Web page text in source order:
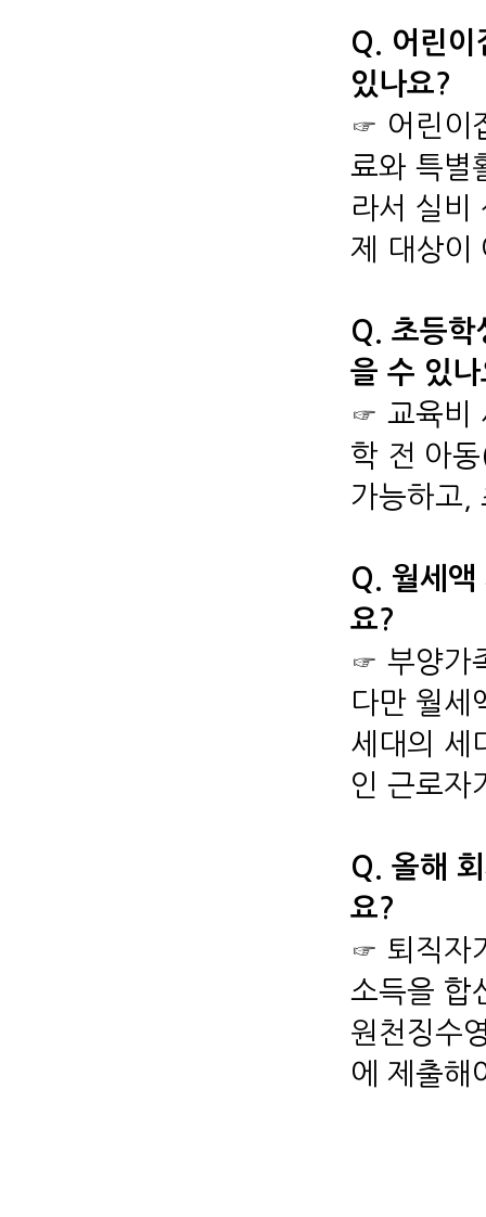
Q. 어린이
있나요?
☞ 어린이
료와 특별
라서 실비
제 대상이
Q. 초등학
을 수 있
☞ 교육비
학 전 아
가능하고,
Q. 월세액
요?
☞ 부양가
다만 월세
세대의 세
인 근로자
Q. 올해
요?
☞ 퇴직자
소득을 합
원천징수
에 제출해